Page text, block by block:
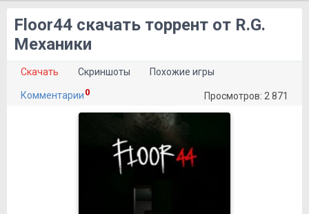
Floor44 скачать торрент от R.G.
Механики
Скачать Скриншоты Похожие игры
Комментарии 0 Просмотров: 2 871